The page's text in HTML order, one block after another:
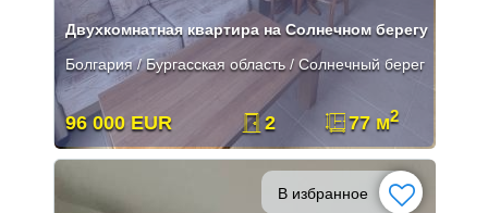
Двухкомнатная квартира на Солнечном берегу
Болгария / Бургасская область / Солнечный берег
96 000 EUR 2 77 м2
В избранное